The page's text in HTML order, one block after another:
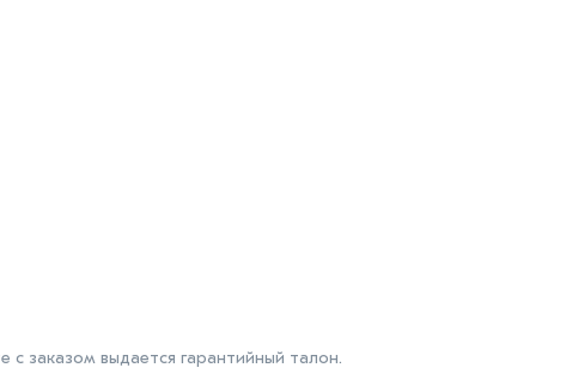
с заказом выдается гарантийный талон.